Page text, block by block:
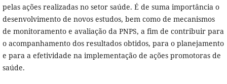
pelas ações realizadas no setor saúde. É de suma importância o
desenvolvimento de novos estudos, bem como de mecanismos
de monitoramento e avaliação da PNPS, a fim de contribuir para
o acompanhamento dos resultados obtidos, para o planejamento
e para a efetividade na implementação de ações promotoras de
saúde.